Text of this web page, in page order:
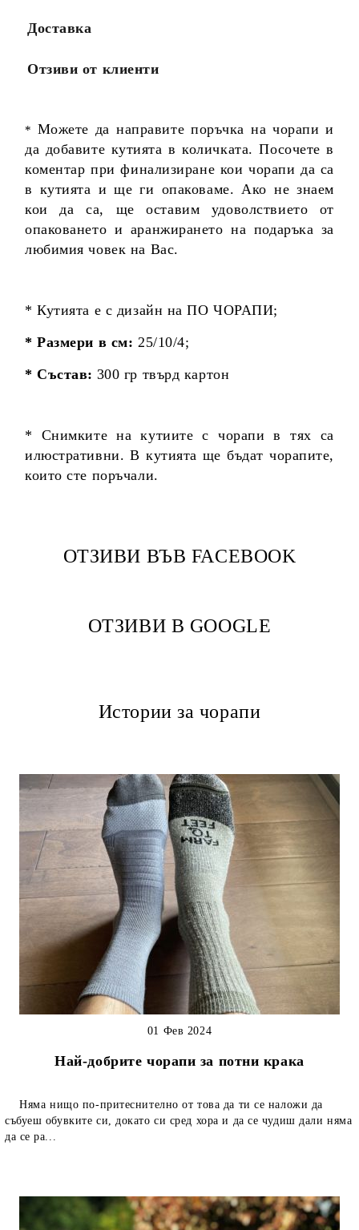
Доставка
Отзиви от клиенти
* Можете да направите поръчка на чорапи и
да добавите кутията в количката. Посочете в
коментар при финализиране кои чорапи да са
в кутията и ще ги опаковаме. Ако не знаем
кои да са, ще оставим удоволствието от
опаковането и аранжирането на подаръка за
любимия човек на Вас.
* Кутията е с дизайн на ПО ЧОРАПИ;
* Размери в см: 25/10/4;
* Състав: 300 гр твърд картон
* Снимките на кутиите с чорапи в тях са
илюстративни. В кутията ще бъдат чорапите,
които сте поръчали.
ОТЗИВИ ВЪВ FACEBOOK
ОТЗИВИ В GOOGLE
Истории за чорапи
Най-добрите чорапи за потни крака
01 Фев 2024
Няма нищо по-притеснително от това да ти се наложи да
събуеш обувките си, докато си сред хора и да се чудиш дали няма
да се ра...